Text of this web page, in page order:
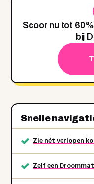
Scoor nu tot
bij
Snelle
Zie nét verlopen
Zelf een